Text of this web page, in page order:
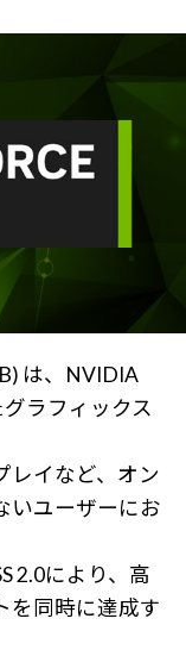
は、NVIDIA
ラフィックス
レイなど、オン
いユーザーにお
2.0により、高
を同時に達成す